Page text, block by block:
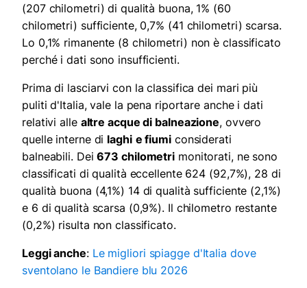
(207 chilometri) di qualità buona, 1% (60
chilometri) sufficiente, 0,7% (41 chilometri) scarsa.
Lo 0,1% rimanente (8 chilometri) non è classificato
perché i dati sono insufficienti.
Prima di lasciarvi con la classifica dei mari più
puliti d'Italia, vale la pena riportare anche i dati
relativi alle altre acque di balneazione, ovvero
quelle interne di laghi e fiumiconsiderati
balneabili. Dei673 chilometri monitorati, ne sono
classificati di qualità eccellente 624 (92,7%), 28 di
qualità buona (4,1%) 14 di qualità sufficiente (2,1%)
e 6 di qualità scarsa (0,9%). Il chilometro restante
(0,2%) risulta non classificato.
Leggi anche: Le migliori spiagge d'Italia dove
sventolano le Bandiere blu 2026